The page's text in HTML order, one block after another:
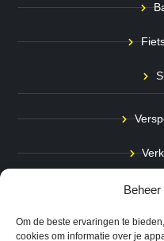
Om de beste ervaringen te
cookies om informatie over je